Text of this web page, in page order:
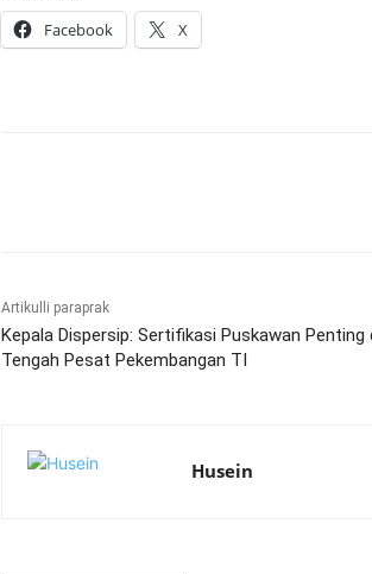
Facebook X
Artikulli paraprak
Kepala Dispersip: Sertifikasi Puskawan Penting
Tengah Pesat Pekembangan TI
Husein